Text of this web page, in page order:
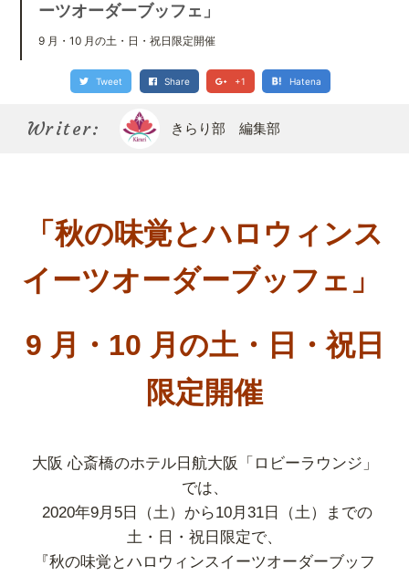
ーツオーダーブッフェ」
9 月・10 月の土・日・祝日限定開催
Tweet Share +1 Hatena
Writer: きらり部 編集部
「秋の味覚とハロウィンス
イーツオーダーブッフェ」
9 月・10 月の土・日・祝日
限定開催
大阪 心斎橋のホテル日航大阪「ロビーラウンジ」
では、
2020年9月5日（土）から10月31日（土）までの
土・日・祝日限定で、
『秋の味覚とハロウィンスイーツオーダーブッフ